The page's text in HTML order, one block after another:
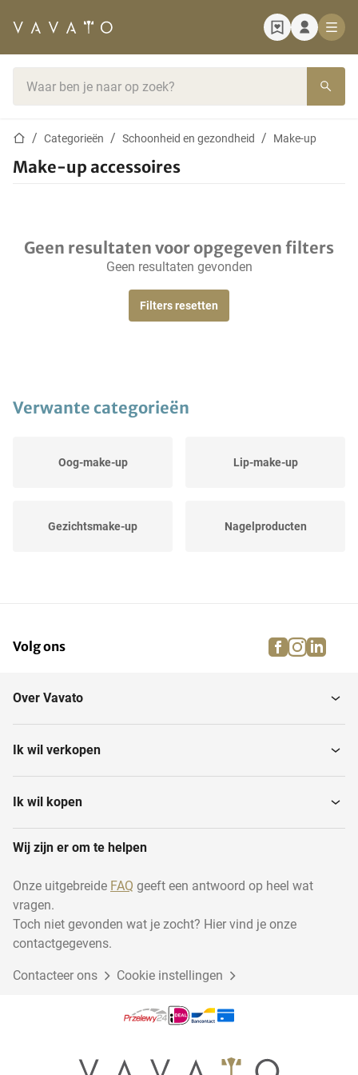
StartpaginaCategorieën Schoonheid en gezondheid Make-up
Make-up accessoires
Geen resultaten voor opgegeven filters
Geen resultaten gevonden
Filters resetten
Verwante categorieën
Oog-make-up Lip-make-up
Gezichtsmake-up Nagelproducten
Volg ons facebook
Over Vavato
Ik wil verkopen
Ik wil kopen
Wij zijn er om te helpen
Onze uitgebreide FAQ geeft een antwoord op heel wat
vragen.
Toch niet gevonden wat je zocht? Hier vind je onze
contactgegevens.
Contacteer ons Cookie instellingen